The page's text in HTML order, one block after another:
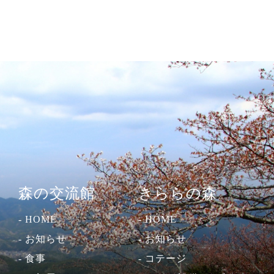
森の交流館
- HOME
- お知らせ
- 食事
きららの森
- HOME
- お知らせ
- コテージ